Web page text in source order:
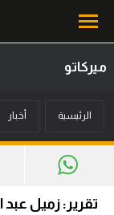
أخبار
ميركاتو
الرئيسية أخبار
تقرير: زميل